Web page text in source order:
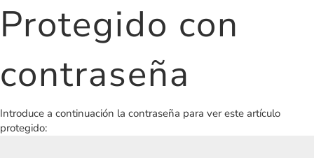
Protegido con
contraseña
Introduce a continuación la contraseña para ver este artículo
protegido: